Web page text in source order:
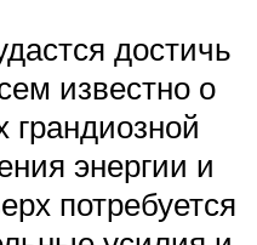
достичь
известно о
грандиозной
энергии и
потребуется